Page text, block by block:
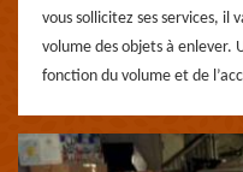
vous sollicitez ses services, il
volume des objets à enlever.
fonction du volume et de